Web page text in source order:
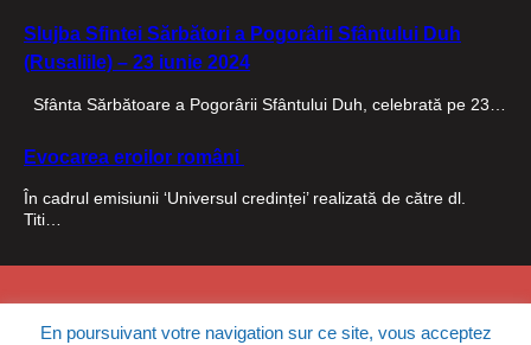
Slujba Sfintei Sărbători a Pogorârii Sfântului Duh
(Rusaliile) – 23 iunie 2024
Sfânta Sărbătoare a Pogorârii Sfântului Duh, celebrată pe 23…
Evocarea eroilor români
În cadrul emisiunii ‘Universul credinței’ realizată de către dl.
Titi…
En poursuivant votre navigation sur ce site, vous acceptez